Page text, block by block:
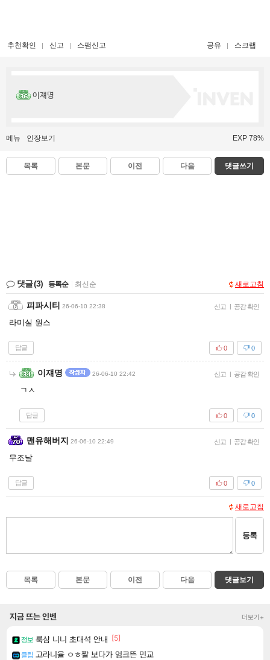
추천확인 신고 스팸신고 공유 스크랩
이쟤명
메뉴 인장보기 EXP 78%
목록 본문 이전 다음 댓글쓰기
댓글(3) 등록순 최신순 새로고침
피파시티 26-06-10 22:38 신고 | 공감 확인
라미실 원스
답글 0
0
이쟤명 26-06-10 22:42 신고 | 공감 확인
ㄱㅅ
답글 0
0
맨유해버지 26-06-10 22:49 신고 | 공감 확인
무조날
답글 0
0
새로고침
등록
목록 본문 이전 다음 댓글보기
지금 뜨는 인벤 더보기+
정보 룩삼 니니 초대석 안내 [5]
클립 고라니율 ㅇㅎ짤 보다가 엄크뜬 민교